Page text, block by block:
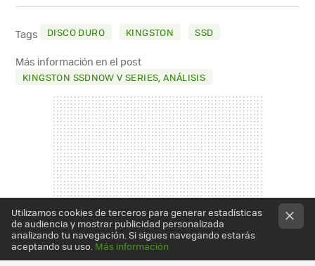
FACEBOOK
X
E-
MAIL
Tags DISCO DURO KINGSTON SSD
Más información en el post
KINGSTON SSDNOW V SERIES, ANÁLISIS
Utilizamos cookies de terceros para generar estadísticas
de audiencia y mostrar publicidad personalizada
analizando tu navegación. Si sigues navegando estarás
aceptando su uso. Más información